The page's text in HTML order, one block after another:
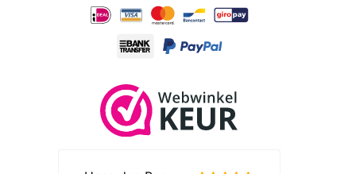
Dit is echt een munt voor verzamelaars! De